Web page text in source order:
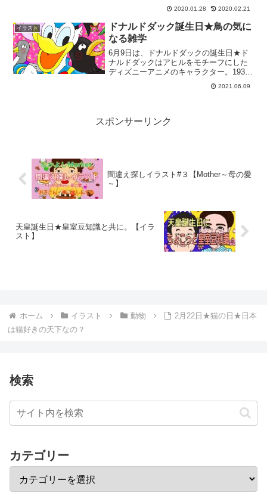
2020.01.28 2020.02.21
イラスト
ドナルドダック誕生日★鳥の気に
なる雑学
6月9日は、ドナルドダックの誕生日★ド
ナルドダックはアヒルをモチーフにした
ディズニーアニメのキャラクター。1934
年6月9日。シリー・シンフォニー・シリ
ーズの一作品｢かしこいメンドリ｣で初登
2021.06.09
スポンサーリンク
間違え探しイラスト#３【Mother～母の愛
～】
天皇誕生日★皇室豆知識と共に。【イラ
スト】
ホーム イラスト 動物
2月22日★猫の日★日本
は猫好きの天下なの？
検索
カテゴリー